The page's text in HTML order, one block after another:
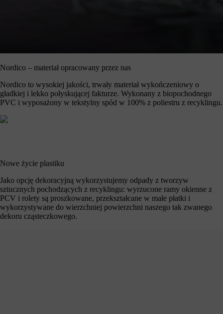
Nordico – materiał opracowany przez nas
Nordico to wysokiej jakości, trwały materiał wykończeniowy o
gładkiej i lekko połyskującej fakturze. Wykonany z biopochodnego
PVC i wyposażony w tekstylny spód w 100% z poliestru z recyklingu.
Nowe życie plastiku
Jako opcję dekoracyjną wykorzystujemy odpady z tworzyw
sztucznych pochodzących z recyklingu: wyrzucone ramy okienne z
PCV i rolety są proszkowane, przekształcane w małe płatki i
wykorzystywane do wierzchniej powierzchni naszego tak zwanego
dekoru cząsteczkowego.